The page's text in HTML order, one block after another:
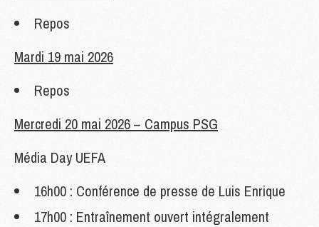
Repos
Mardi 19 mai 2026
Repos
Mercredi 20 mai 2026 – Campus PSG
Média Day UEFA
16h00 : Conférence de presse de Luis Enrique
17h00 : Entraînement ouvert intégralement